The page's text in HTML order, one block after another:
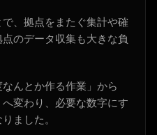
、拠点をまたぐ集計や確
のデータ収集も大きな負
んとか作る作業」から
へ変わり、必要な数字にす
ました。